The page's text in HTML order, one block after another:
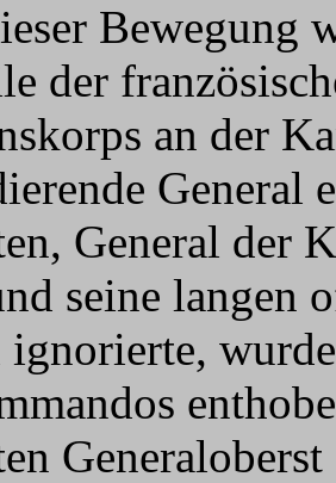
Bewegung
der
an der
General
General der
seine langen